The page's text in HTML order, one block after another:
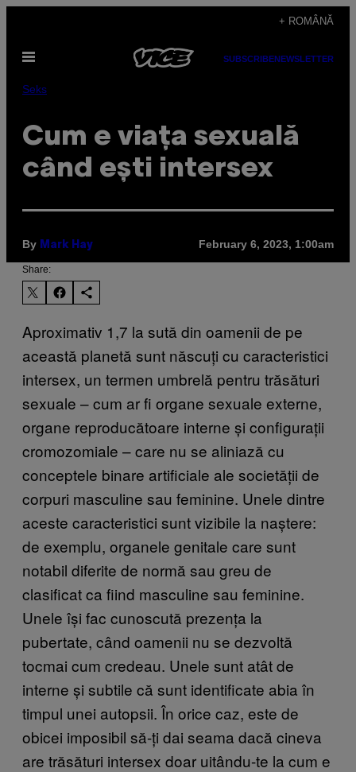
content
+ ROMÂNĂ
Open
SUBSCRIBENEWSLETTER
Seks
Cum e viața sexuală
când ești intersex
By Mark Hay February 6, 2023, 1:00am
Share:
Aproximativ 1,7 la sută din oamenii de pe
această planetă sunt născuți cu caracteristici
intersex, un termen umbrelă pentru trăsături
sexuale – cum ar fi organe sexuale externe,
organe reproducătoare interne și configurații
cromozomiale – care nu se aliniază cu
conceptele binare artificiale ale societății de
corpuri masculine sau feminine. Unele dintre
aceste caracteristici sunt vizibile la naștere:
de exemplu, organele genitale care sunt
notabil diferite de normă sau greu de
clasificat ca fiind masculine sau feminine.
Unele își fac cunoscută prezența la
pubertate, când oamenii nu se dezvoltă
tocmai cum credeau. Unele sunt atât de
interne și subtile că sunt identificate abia în
timpul unei autopsii. În orice caz, este de
obicei imposibil să-ți dai seama dacă cineva
are trăsături intersex doar uitându-te la cum e